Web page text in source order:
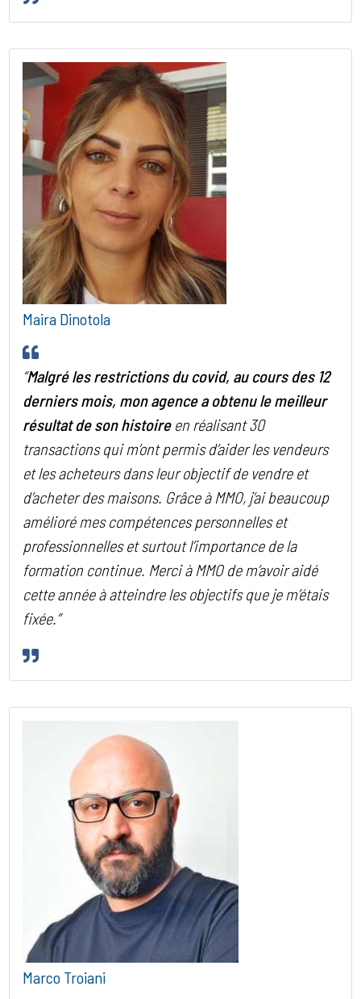
Maira Dinotola
“Malgré les restrictions du covid, au cours des 12
derniers mois, mon agence a obtenu le meilleur
résultat de son histoire en réalisant 30
transactions qui m’ont permis d’aider les vendeurs
et les acheteurs dans leur objectif de vendre et
d’acheter des maisons. Grâce à MMO, j’ai beaucoup
amélioré mes compétences personnelles et
professionnelles et surtout l’importance de la
formation continue. Merci à MMO de m’avoir aidé
cette année à atteindre les objectifs que je m’étais
fixée.”
Marco Troiani